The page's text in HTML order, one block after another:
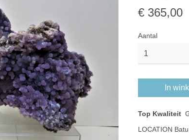
€ 365,00
Aantal
In
Top Kwaliteit
LOCATION